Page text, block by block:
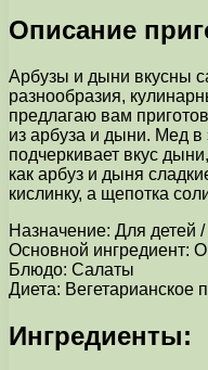
Описание
Арбузы и дыни вкусны
разнообразия,
предлагаю вам
из арбуза и дыни. Мед в
подчеркивает вкус
как арбуз и дыня
кислинку, а щепотка
Назначение: Для детей
Основной ингредиент:
Блюдо: Салаты
Диета: Вегетарианское
Ингредиенты: